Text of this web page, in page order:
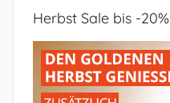
Herbst Sale bis -20%